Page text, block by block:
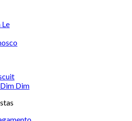
Dim